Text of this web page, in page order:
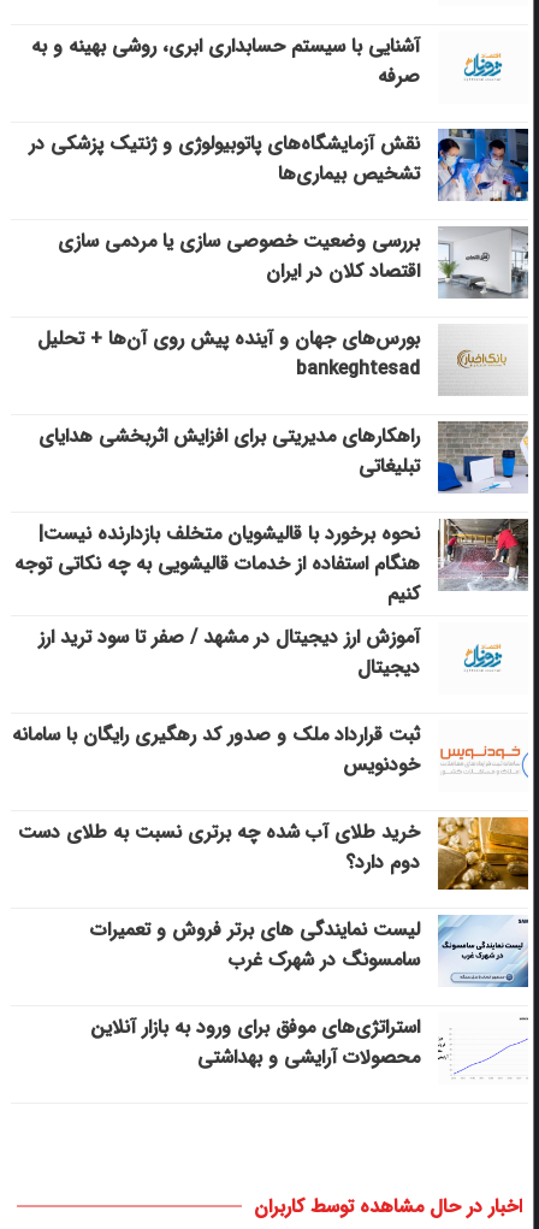
آشنایی با سیستم حسابداری ابری، روشی بهینه و به
صرفه
نقش آزمایشگاه‌های پاتوبیولوژی و ژنتیک پزشکی در
تشخیص بیماری‌ها
بررسی وضعیت خصوصی سازی یا مردمی سازی
اقتصاد کلان در ایران
بورس‌های جهان و آینده پیش روی آن‌ها + تحلیل
bankeghtesad
راهکارهای مدیریتی برای افزایش اثربخشی هدایای
تبلیغاتی
نحوه برخورد با قالیشویان متخلف بازدارنده نیست|
هنگام استفاده از خدمات قالیشویی به چه نکاتی توجه
کنیم
آموزش ارز دیجیتال در مشهد / صفر تا سود ترید ارز
دیجیتال
ثبت قرارداد ملک و صدور کد رهگیری رایگان با سامانه
خودنویس
خرید طلای آب شده چه برتری نسبت به طلای دست
دوم دارد؟
لیست نمایندگی های برتر فروش و تعمیرات
سامسونگ در شهرک غرب
استراتژی‌های موفق برای ورود به بازار آنلاین
محصولات آرایشی و بهداشتی
اخبار در حال مشاهده توسط کاربران